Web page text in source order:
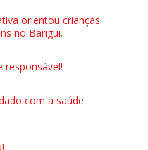
orientou crianças
no Barigui.
responsável!
com a saúde